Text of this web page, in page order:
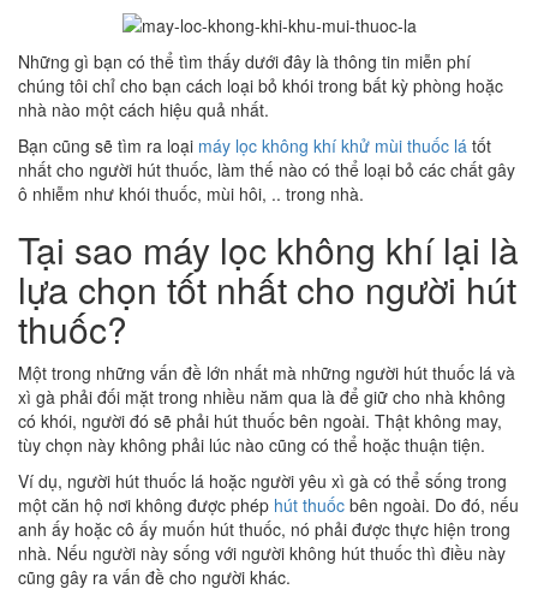
Những gì bạn có thể tìm thấy dưới đây là thông tin miễn phí
chúng tôi chỉ cho bạn cách loại bỏ khói trong bất kỳ phòng hoặc
nhà nào một cách hiệu quả nhất.
Bạn cũng sẽ tìm ra loại máy lọc không khí khử mùi thuốc lá tốt
nhất cho người hút thuốc, làm thế nào có thể loại bỏ các chất gây
ô nhiễm như khói thuốc, mùi hôi, .. trong nhà.
Tại sao máy lọc không khí lại là
lựa chọn tốt nhất cho người hút
thuốc?
Một trong những vấn đề lớn nhất mà những người hút thuốc lá và
xì gà phải đối mặt trong nhiều năm qua là để giữ cho nhà không
có khói, người đó sẽ phải hút thuốc bên ngoài. Thật không may,
tùy chọn này không phải lúc nào cũng có thể hoặc thuận tiện.
Ví dụ, người hút thuốc lá hoặc người yêu xì gà có thể sống trong
một căn hộ nơi không được phép hút thuốc bên ngoài. Do đó, nếu
anh ấy hoặc cô ấy muốn hút thuốc, nó phải được thực hiện trong
nhà. Nếu người này sống với người không hút thuốc thì điều này
cũng gây ra vấn đề cho người khác.